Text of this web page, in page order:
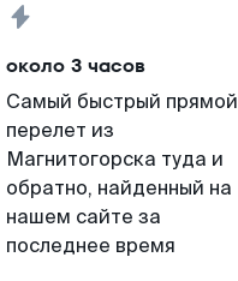
около 3 часов
Самый быстрый прямой
перелет из
Магнитогорска туда и
обратно, найденный на
нашем сайте за
последнее время